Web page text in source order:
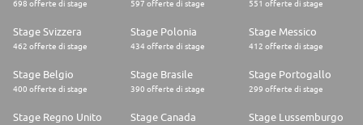
698 offerte di stage 597 offerte di stage 551 offerte di stage
Stage Svizzera
462 offerte di stage
Stage Polonia
434 offerte di stage
Stage Messico
412 offerte di stage
Stage Belgio
400 offerte di stage
Stage Brasile
390 offerte di stage
Stage Portogallo
299 offerte di stage
Stage Regno Unito Stage Canada Stage Lussemburgo